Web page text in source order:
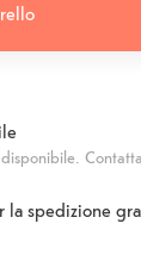
la spedizione